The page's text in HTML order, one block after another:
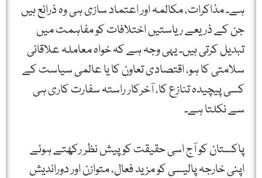
ہے۔ مذاکرات، مکالمہ اور اعتماد سازی ہی وہ ذرائع ہیں
جن کے ذریعے ریاستیں اختلافات کو مفاہمت میں
تبدیل کرتی ہیں۔ یہی وجہ ہے کہ خواہ معاملہ علاقائی
سلامتی کا ہو، اقتصادی تعاون کا یا عالمی سیاست کے
کسی پیچیدہ تنازع کا، آخرکار راستہ سفارت کاری ہی
سے نکلتا ہے۔
پاکستان کو آج اسی حقیقت کو پیش نظر رکھتے ہوئے
اپنی خارجہ پالیسی کو مزید فعال، متوازن اور دوراندیش